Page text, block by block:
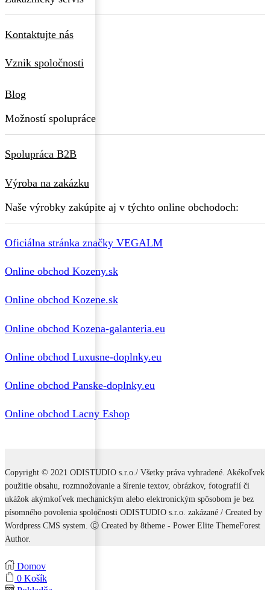
Kontaktujte nás
Vznik spoločnosti
Blog
Možností spolupráce
Spolupráca B2B
Výroba na zakázku
Naše výrobky zakúpite aj v týchto online obchodoch:
Oficiálna stránka značky VEGALM
Online obchod Kozeny.sk
Online obchod Kozene.sk
Online obchod Kozena-galanteria.eu
Online obchod Luxusne-doplnky.eu
Online obchod Panske-doplnky.eu
Online obchod Lacny Eshop
Copyright © 2021 ODISTUDIO s.r.o./ Všetky práva vyhradené. Akékoľvek
použitie obsahu, rozmnožovanie a šírenie textov, obrázkov, fotografií či
ukážok akýmkoľvek mechanickým alebo elektronickým spôsobom je bez
písomného povolenia spoločnosti ODISTUDIO s.r.o. zakázané / Created by
Wordpress CMS system. Ⓒ Created by 8theme - Power Elite ThemeForest
Author.
Domov
0 Košík